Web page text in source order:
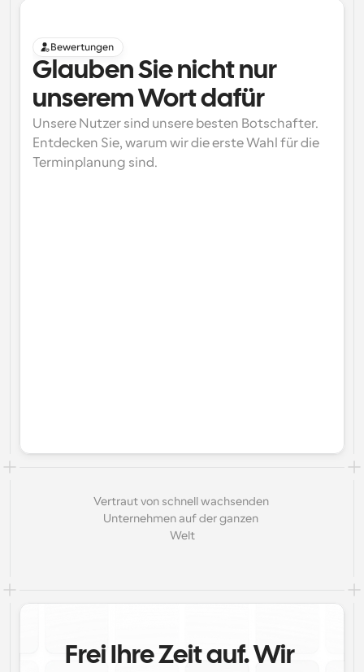
Bewertungen
Glauben Sie nicht nur
unserem Wort dafür
Unsere Nutzer sind unsere besten Botschafter.
Entdecken Sie, warum wir die erste Wahl für die
Terminplanung sind.
Vertraut von schnell wachsenden
Unternehmen auf der ganzen
Welt
Frei Ihre Zeit auf. Wir